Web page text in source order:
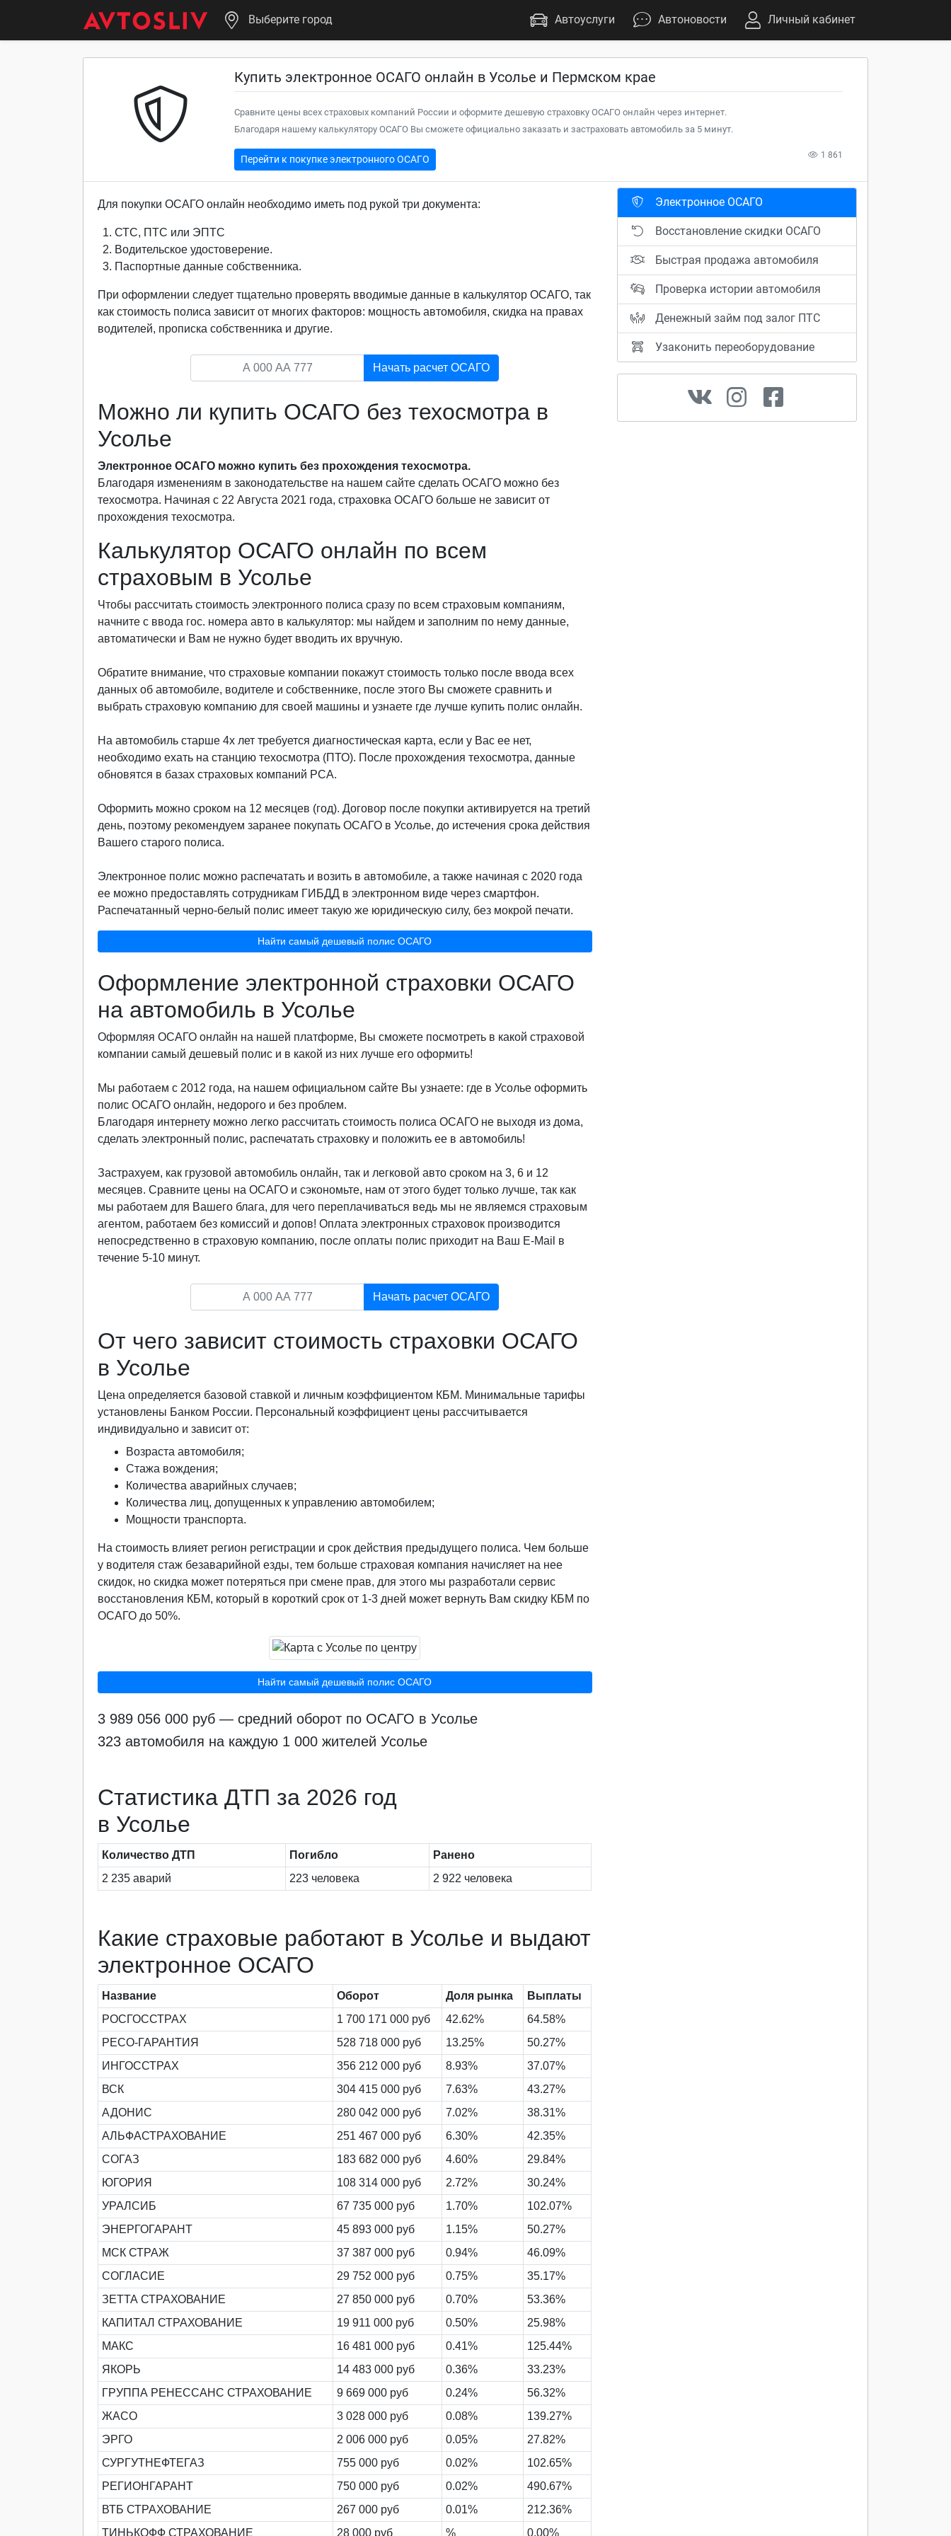
Выберите город Автоуслуги Автоновости Личный кабинет
Купить электронное ОСАГО онлайн в Усолье и Пермском крае
Сравните цены всех страховых компаний России и оформите дешевую страховку ОСАГО онлайн через интернет.
Благодаря нашему калькулятору ОСАГО Вы сможете официально заказать и застраховать автомобиль за 5 минут.
Перейти к покупке электронного ОСАГО 1 861
Для покупки ОСАГО онлайн необходимо иметь под рукой три документа:
СТС, ПТС или ЭПТС
Водительское удостоверение.
Паспортные данные собственника.
При оформлении следует тщательно проверять вводимые данные в калькулятор ОСАГО, так
как стоимость полиса зависит от многих факторов: мощность автомобиля, скидка на правах
водителей, прописка собственника и другие.
Начать расчет ОСАГО
Можно ли купить ОСАГО без техосмотра в
Усолье
Электронное ОСАГО можно купить без прохождения техосмотра.
Благодаря изменениям в законодательстве на нашем сайте сделать ОСАГО можно без
техосмотра. Начиная с 22 Августа 2021 года, страховка ОСАГО больше не зависит от
прохождения техосмотра.
Калькулятор ОСАГО онлайн по всем
страховым в Усолье
Чтобы рассчитать стоимость электронного полиса сразу по всем страховым компаниям,
начните с ввода гос. номера авто в калькулятор: мы найдем и заполним по нему данные,
автоматически и Вам не нужно будет вводить их вручную.
Обратите внимание, что страховые компании покажут стоимость только после ввода всех
данных об автомобиле, водителе и собственнике, после этого Вы сможете сравнить и
выбрать страховую компанию для своей машины и узнаете где лучше купить полис онлайн.
На автомобиль старше 4х лет требуется диагностическая карта, если у Вас ее нет,
необходимо ехать на станцию техосмотра (ПТО). После прохождения техосмотра, данные
обновятся в базах страховых компаний РСА.
Оформить можно сроком на 12 месяцев (год). Договор после покупки активируется на третий
день, поэтому рекомендуем заранее покупать ОСАГО в Усолье, до истечения срока действия
Вашего старого полиса.
Электронное полис можно распечатать и возить в автомобиле, а также начиная с 2020 года
ее можно предоставлять сотрудникам ГИБДД в электронном виде через смартфон.
Распечатанный черно-белый полис имеет такую же юридическую силу, без мокрой печати.
Найти самый дешевый полис ОСАГО
Оформление электронной страховки ОСАГО
на автомобиль в Усолье
Оформляя ОСАГО онлайн на нашей платформе, Вы сможете посмотреть в какой страховой
компании самый дешевый полис и в какой из них лучше его оформить!
Мы работаем с 2012 года, на нашем официальном сайте Вы узнаете: где в Усолье оформить
полис ОСАГО онлайн, недорого и без проблем.
Благодаря интернету можно легко рассчитать стоимость полиса ОСАГО не выходя из дома,
сделать электронный полис, распечатать страховку и положить ее в автомобиль!
Застрахуем, как грузовой автомобиль онлайн, так и легковой авто сроком на 3, 6 и 12
месяцев. Сравните цены на ОСАГО и сэкономьте, нам от этого будет только лучше, так как
мы работаем для Вашего блага, для чего переплачиваться ведь мы не являемся страховым
агентом, работаем без комиссий и допов! Оплата электронных страховок производится
непосредственно в страховую компанию, после оплаты полис приходит на Ваш E-Mail в
течение 5-10 минут.
Начать расчет ОСАГО
От чего зависит стоимость страховки ОСАГО
в Усолье
Цена определяется базовой ставкой и личным коэффициентом КБМ. Минимальные тарифы
установлены Банком России. Персональный коэффициент цены рассчитывается
индивидуально и зависит от:
Возраста автомобиля;
Стажа вождения;
Количества аварийных случаев;
Количества лиц, допущенных к управлению автомобилем;
Мощности транспорта.
На стоимость влияет регион регистрации и срок действия предыдущего полиса. Чем больше
у водителя стаж безаварийной езды, тем больше страховая компания начисляет на нее
скидок, но скидка может потеряться при смене прав, для этого мы разработали сервис
восстановления КБМ, который в короткий срок от 1-3 дней может вернуть Вам скидку КБМ по
ОСАГО до 50%.
Найти самый дешевый полис ОСАГО
3 989 056 000 руб — средний оборот по ОСАГО в Усолье
323 автомобиля на каждую 1 000 жителей Усолье
Статистика ДТП за 2026 год
в Усолье
Количество ДТП Погибло
Ранено
2 235 аварий
223 человека 2 922 человека
Какие страховые работают в Усолье и выдают
электронное ОСАГО
Название Оборот Доля рынка
Выплаты
РОСГОССТРАХ
1 700 171 000 руб 42.62%
64.58%
РЕСО-ГАРАНТИЯ
528 718 000 руб 13.25%
50.27%
ИНГОССТРАХ
356 212 000 руб 8.93%
37.07%
ВСК
304 415 000 руб 7.63%
43.27%
АДОНИС
280 042 000 руб 7.02%
38.31%
АЛЬФАСТРАХОВАНИЕ
251 467 000 руб 6.30%
42.35%
СОГАЗ
183 682 000 руб 4.60%
29.84%
ЮГОРИЯ
108 314 000 руб 2.72%
30.24%
УРАЛСИБ
67 735 000 руб 1.70%
102.07%
ЭНЕРГОГАРАНТ
45 893 000 руб 1.15%
50.27%
МСК СТРАЖ
37 387 000 руб 0.94%
46.09%
СОГЛАСИЕ
29 752 000 руб 0.75%
35.17%
ЗЕТТА СТРАХОВАНИЕ
27 850 000 руб 0.70%
53.36%
КАПИТАЛ СТРАХОВАНИЕ
19 911 000 руб 0.50%
25.98%
МАКС
16 481 000 руб 0.41%
125.44%
ЯКОРЬ
14 483 000 руб 0.36%
33.23%
ГРУППА РЕНЕССАНС СТРАХОВАНИЕ
9 669 000 руб 0.24%
56.32%
ЖАСО
3 028 000 руб 0.08%
139.27%
ЭРГО
2 006 000 руб 0.05%
27.82%
СУРГУТНЕФТЕГАЗ
755 000 руб 0.02%
102.65%
РЕГИОНГАРАНТ
750 000 руб 0.02%
490.67%
ВТБ СТРАХОВАНИЕ
267 000 руб 0.01%
212.36%
ТИНЬКОФФ СТРАХОВАНИЕ
28 000 руб % 0.00%
Электронное ОСАГО
Восстановление скидки ОСАГО
Быстрая продажа автомобиля
Проверка истории автомобиля
Денежный займ под залог ПТС
Узаконить переоборудование